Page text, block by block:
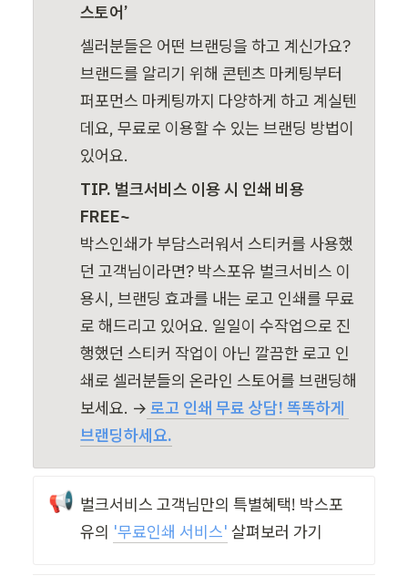
스토어’
셀러분들은 어떤 브랜딩을 하고 계신가요?
브랜드를 알리기 위해 콘텐츠 마케팅부터
퍼포먼스 마케팅까지 다양하게 하고 계실텐
데요, 무료로 이용할 수 있는 브랜딩 방법이
있어요.
TIP. 벌크서비스 이용 시 인쇄 비용
FREE~
박스인쇄가 부담스러워서 스티커를 사용했
던 고객님이라면? 박스포유 벌크서비스 이
용시, 브랜딩 효과를 내는 로고 인쇄를 무료
로 해드리고 있어요. 일일이 수작업으로 진
행했던 스티커 작업이 아닌 깔끔한 로고 인
쇄로 셀러분들의 온라인 스토어를 브랜딩해
보세요. → 로고 인쇄 무료 상담! 똑똑하게
브랜딩하세요.
📢 벌크서비스 고객님만의 특별혜택! 박스포
유의 '무료인쇄 서비스' 살펴보러 가기